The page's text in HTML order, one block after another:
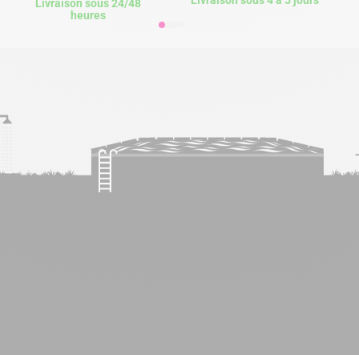
Livraison sous 24/48
heures